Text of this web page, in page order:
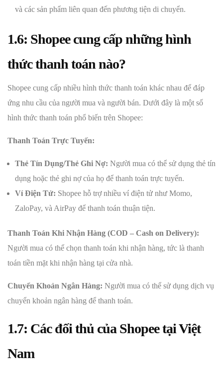
và các sản phẩm liên quan đến phương tiện di chuyển.
1.6: Shopee cung cấp những hình
thức thanh toán nào?
Shopee cung cấp nhiều hình thức thanh toán khác nhau để đáp
ứng nhu cầu của người mua và người bán. Dưới đây là một số
hình thức thanh toán phổ biến trên Shopee:
Thanh Toán Trực Tuyến:
Thẻ Tín Dụng/Thẻ Ghi Nợ: Người mua có thể sử dụng thẻ tín
dụng hoặc thẻ ghi nợ của họ để thanh toán trực tuyến.
Ví Điện Tử: Shopee hỗ trợ nhiều ví điện tử như Momo,
ZaloPay, và AirPay để thanh toán thuận tiện.
Thanh Toán Khi Nhận Hàng (COD – Cash on Delivery):
Người mua có thể chọn thanh toán khi nhận hàng, tức là thanh
toán tiền mặt khi nhận hàng tại cửa nhà.
Chuyển Khoản Ngân Hàng: Người mua có thể sử dụng dịch vụ
chuyển khoản ngân hàng để thanh toán.
1.7: Các đối thủ của Shopee tại Việt
Nam